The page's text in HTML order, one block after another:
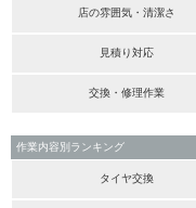
店の雰囲気・清潔さ
見積り対応
交換・修理作業
作業内容別ランキング
タイヤ交換